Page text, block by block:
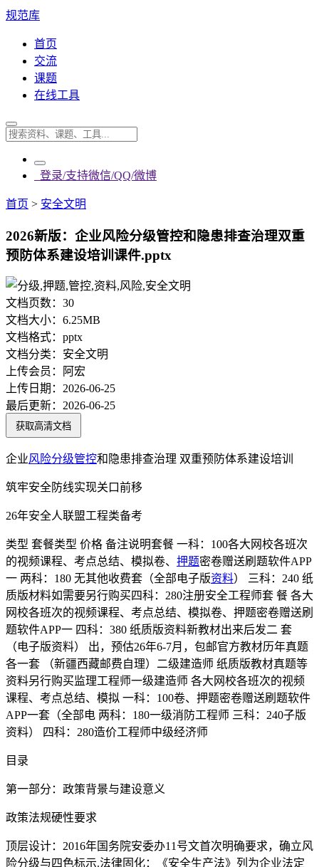
规范库
首页
交流
课题
在线工具
登录/支持微信/QQ/微博
首页 > 安全文明
2026新版：企业风险分级管控和隐患排查治理双重
预防体系建设培训课件.pptx
文档页数： 30
文档大小： 6.25MB
文档格式： pptx
文档分类： 安全文明
上传会员：
阿宏
上传日期： 2026-06-25
最后更新： 2026-06-25
获取高清文档
企业风险分级管控和隐患排查治理 双重预防体系建设培训
筑牢安全防线实现关口前移
26年安全人联盟工程类备考
类型 套餐类型 价格 备注说明套餐 一科：100各大网校各班次
的视频课程、考点总结、模拟卷、 押题密卷赠送刷题软件APP
一 两科：180 无其他收费套（全部电子版资料） 三科：240 纸
质版材料如需要另行购买四科：280注册安全工程师套 餐 各大
网校各班次的视频课程、考点总结、模拟卷、押题密卷赠送刷
题软件APP一 四科：380 纸质版资料新教材出来后发二 套
（电子版资料） 出，预估26年6-7月，包邮官方教材历年真题
各一套 （新疆西藏邮费自理）二级建造师 纸质版教材真题等
资料另行购买监理工程师一级建造师 各大网校各班次的视频
课程、考点总结、模拟 一科：100卷、押题密卷赠送刷题软件
APP一套（全部电 两科：180一级消防工程师 三科：240子版
资料） 四科：280造价工程师中级经济师
目录
第一部分：政策背景与建设意义
政策法规硬性要求
顶层设计：2016年国务院安委办11号文首次明确要求，确立风
险分级与四色标示.法律固化：《安全生产法》列为企业法定